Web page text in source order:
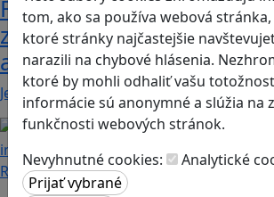
tom, ako sa používa webová
ktoré stránky najčastejšie
narazili na chybové hlásenia.
ktoré by mohli odhaliť vašu
informácie sú anonymné a slúžia na
funkčnosti webových stránok.
Nevyhnutné cookies:
Analytické
Fotografujte zvieratká,
zachránili ostrov v Alba: A
adventure
Jednoduchá hra, vhodná pre kohokoľvek
Recenzie